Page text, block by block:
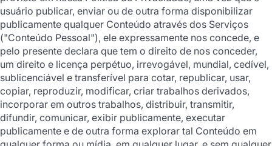
usuário publicar, enviar ou de outra forma disponibilizar
publicamente qualquer Conteúdo através dos Serviços
("Conteúdo Pessoal"), ele expressamente nos concede, e
pelo presente declara que tem o direito de nos conceder,
um direito e licença perpétuo, irrevogável, mundial, cedível,
sublicenciável e transferível para cotar, republicar, usar,
copiar, reproduzir, modificar, criar trabalhos derivados,
incorporar em outros trabalhos, distribuir, transmitir,
difundir, comunicar, exibir publicamente, executar
publicamente e de outra forma explorar tal Conteúdo em